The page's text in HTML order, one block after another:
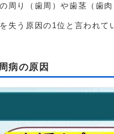
周り（歯周）や歯茎（歯肉
失う原因の1位と言われて
病の原因